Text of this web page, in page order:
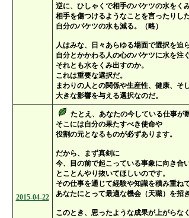
逆に、ひしゃくで相手のバケツの水をくみ
相手を傷つけるようなことを言ったりし
自分のバケツの水も減る。（略）
人はみな、日々あらゆる場面で選択を迫
自分とかかわる人の心のバケツに水を注ぐ
それとも水をくみ出すのか。
これは重要な選択だ。
まわりの人との関係や生産性、健康、そ
大きな影響を与える選択なのだ。
2015-04-22
たとえ、あなたの今している仕事が
そこには自分の果たすべき使命や
役割の元となるものが必ずあります。
だから、まず真剣に
今、目の前で起こっている事象に向き合い
とことんやり抜いてほしいのです。
その仕事を通じて経験や知識を積み重ねて
あなたにとって最適な機会（天職）を招
このとき、思ったような成果が上がらなく